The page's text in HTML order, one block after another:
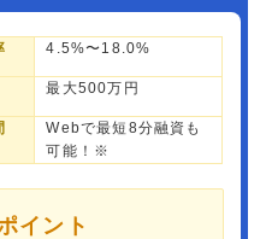
4.5%〜18.0%
最大500万円
Webで最短8分融資も
可能！※
イント